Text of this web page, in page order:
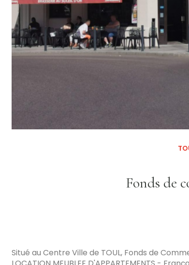
Situé au Centre Ville de TOUL, Fonds de